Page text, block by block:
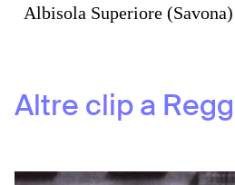
Albisola Superiore (Savona)
Altre clip a